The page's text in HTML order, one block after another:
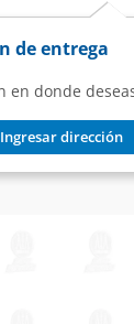
de entrega
en donde
Ingresar dirección
30 Tabletas.